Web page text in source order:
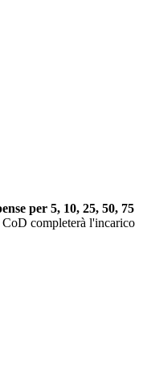
per 5, 10, 25, 50, 75
completerà l'incarico